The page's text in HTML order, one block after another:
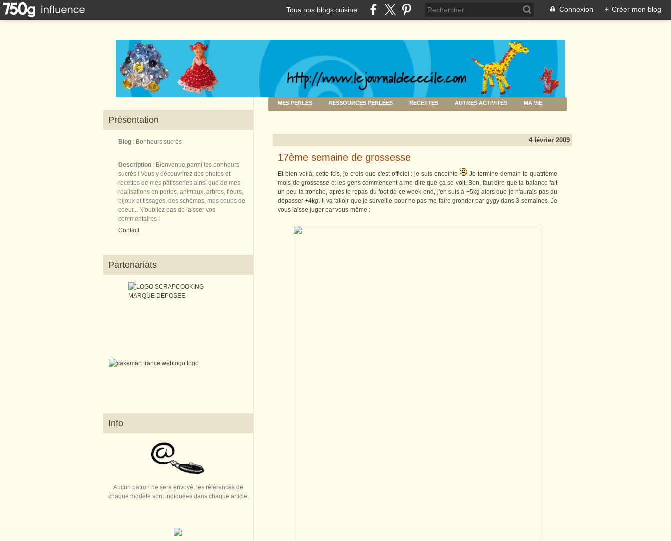
Tous nos blogs cuisine Connexion + Créer mon blog
Présentation
Blog : Bonheurs sucrés
Description : Bienvenue parmi les bonheurs
sucrés ! Vous y découvrirez des photos et
recettes de mes pâtisseries ainsi que de mes
réalisations en perles, animaux, arbres, fleurs,
bijoux et tissages, des schémas, mes coups de
coeur... N'oubliez pas de laisser vos
commentaires !
Contact
Partenariats
Info
Aucun patron ne sera envoyé, les références de
chaque modèle sont indiquées dans chaque article.
MES PERLES RESSOURCES PERLÉES RECETTES AUTRES ACTIVITÉS MA VIE
4 février 2009
17ème semaine de grossesse
Et bien voilà, cette fois, je crois que c'est officiel : je suis enceinte
Je termine demain le quatrième
mois de grossesse et les gens commencent à me dire que ça se voit. Bon, faut dire que la balance fait
un peu la tronche, après le repas du foot de ce week-end, j'en suis à +5kg alors que je n'aurais pas du
dépasser +4kg. Il va falloir que je surveille pour ne pas me faire gronder par gygy dans 3 semaines. Je
vous laisse juger par vous-même :